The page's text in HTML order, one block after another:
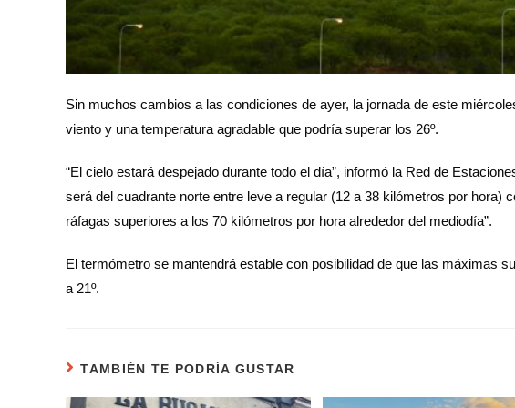
Sin muchos cambios a las condiciones de ayer, la jornada de este
viento y una temperatura agradable que podría superar los 26º.
“El cielo estará despejado durante todo el día”, informó la Red de
será del cuadrante norte entre leve a regular (12 a 38 kilómetros por hora)
ráfagas superiores a los 70 kilómetros por hora alrededor del mediodía”.
El termómetro se mantendrá estable con posibilidad de que las máximas
a 21º.
TAMBIÉN TE PODRÍA GUSTAR